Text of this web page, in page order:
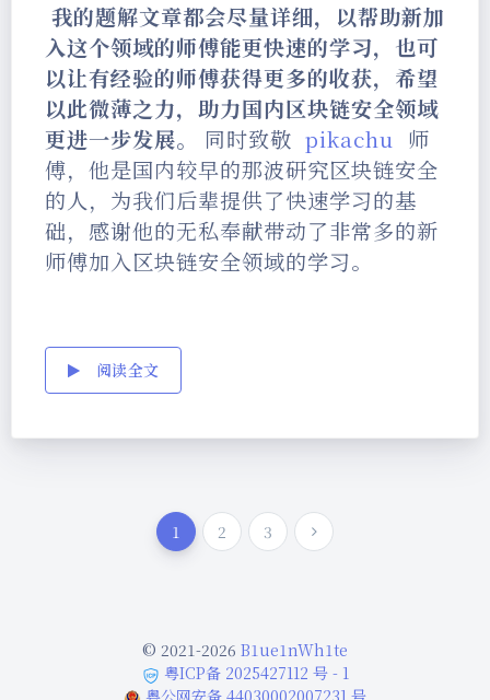
我的题解文章都会尽量详细，以帮助新加
入这个领域的师傅能更快速的学习，也可
以让有经验的师傅获得更多的收获，希望
以此微薄之力，助力国内区块链安全领域
更进一步发展。
同时致敬 pikachu
师
傅，他是国内较早的那波研究区块链安全
的人，为我们后辈提供了快速学习的基
础，感谢他的无私奉献带动了非常多的新
师傅加入区块链安全领域的学习。
阅读全文
1 2 3
© 2021-2026 B1ue1nWh1te
粤ICP备 2025427112 号 - 1